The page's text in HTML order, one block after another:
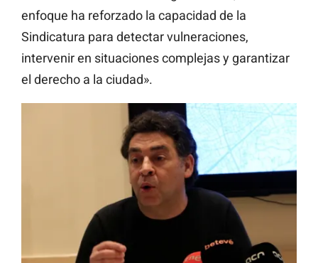
enfoque ha reforzado la capacidad de la
Sindicatura para detectar vulneraciones,
intervenir en situaciones complejas y garantizar
el derecho a la ciudad».